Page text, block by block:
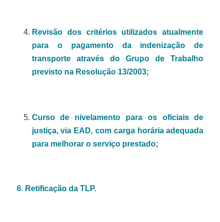
Revisão dos critérios utilizados atualmente
para o pagamento da indenização de
transporte através do Grupo de Trabalho
previsto na Resolução 13/2003;
Curso de nivelamento para os oficiais de
justiça, via EAD, com carga horária adequada
para melhorar o serviço prestado;
6. Retificação da TLP.